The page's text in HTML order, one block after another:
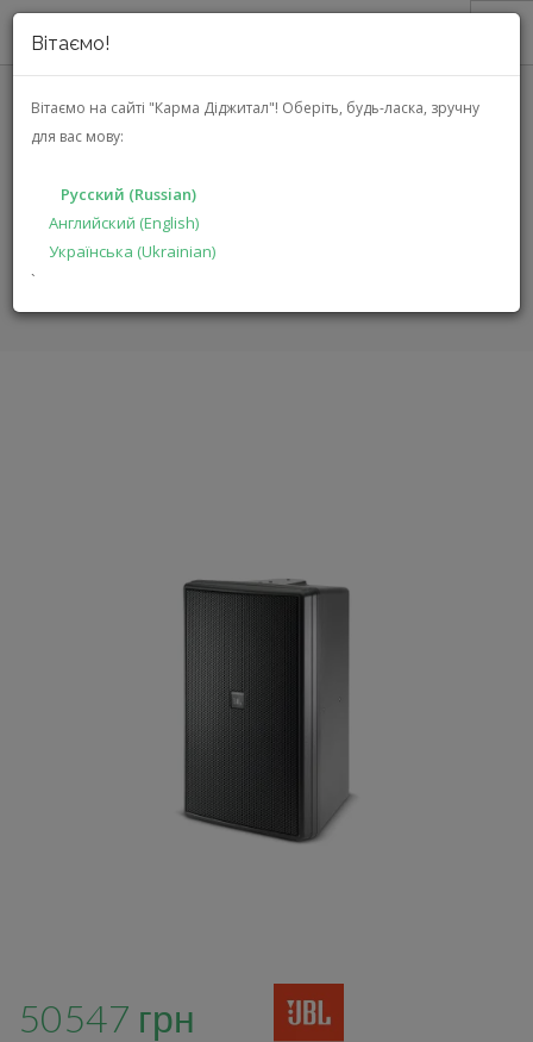
Вітаємо!
Вітаємо на сайті "Карма Діджитал"! Оберіть, будь-ласка, зручну
для вас мову:
Русский (Russian)
Английский (English)
Українська (Ukrainian)
`
О НАС
АКЦИИ
РЕШЕНИЯ
ПРОИЗВОДИТЕЛЯМ
ГЛАВНАЯ КАТАЛОГ
CONTROL 30
50547 грн